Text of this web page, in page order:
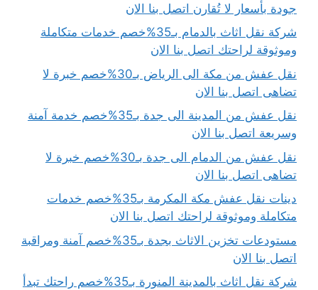
جودة بأسعار لا تُقارن اتصل بنا الان
شركة نقل اثاث بالدمام بـ35%خصم خدمات متكاملة
وموثوقة لراحتك اتصل بنا الان
نقل عفش من مكة الى الرياض بـ30%خصم خبرة لا
تضاهى اتصل بنا الان
نقل عفش من المدينة الى جدة بـ35%خصم خدمة آمنة
وسريعة اتصل بنا الان
نقل عفش من الدمام الى جدة بـ30%خصم خبرة لا
تضاهى اتصل بنا الان
دينات نقل عفش مكة المكرمة بـ35%خصم خدمات
متكاملة وموثوقة لراحتك اتصل بنا الان
مستودعات تخزين الاثاث بجدة بـ35%خصم آمنة ومراقبة
اتصل بنا الان
شركة نقل اثاث بالمدينة المنورة بـ35%خصم راحتك تبدأ